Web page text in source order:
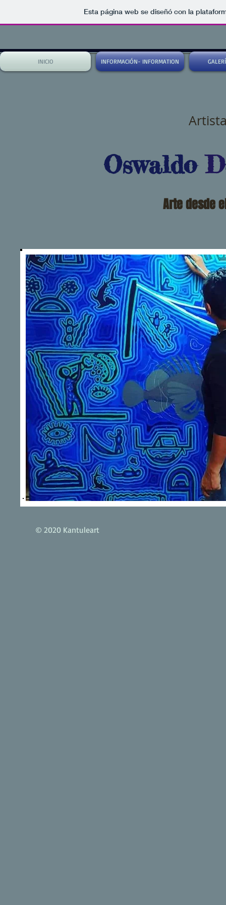
Esta página web se diseñó con la
INICIO INFORMACIÓN- INFORMATION
Artista
Oswaldo
Arte desde
© 2020 Kantuleart